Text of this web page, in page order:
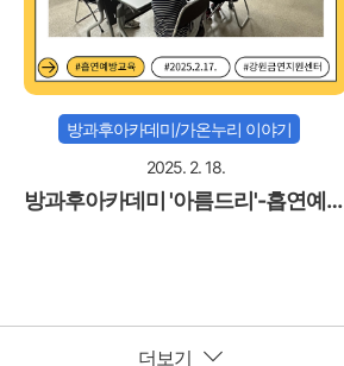
방과후아카데미/가온누리 이야기
2025. 2. 18.
방과후아카데미 '아름드리'-흡연예방
더보기